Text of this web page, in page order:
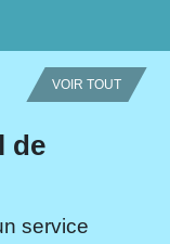
VOIR TOUT
de
service